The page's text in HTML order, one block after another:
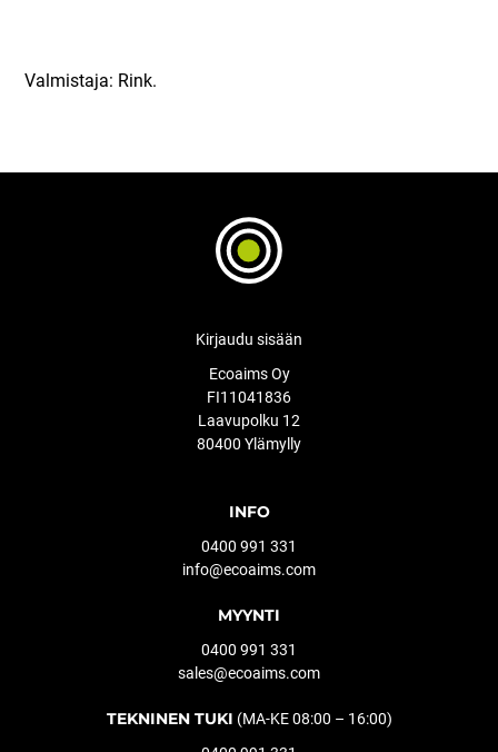
Valmistaja: Rink.
Kirjaudu sisään
Ecoaims Oy
FI11041836
Laavupolku 12
80400 Ylämylly
INFO
0400 991 331
info@ecoaims.com
MYYNTI
0400 991 331
sales@ecoaims.com
TEKNINEN TUKI (MA-KE 08:00 – 16:00)